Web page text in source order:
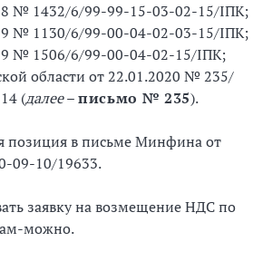
№ 1432/6/99-99-15-03-02-15/ІПК;
№ 1130/6/99-00-04-02-03-15/ІПК;
№ 1506/6/99-00-04-02-15/ІПК;
области от 22.01.2020 № 235/
(далее–письмо № 235).
позиция в письме Минфина от
09-10/19633.
заявку на возмещение НДС по
можно.